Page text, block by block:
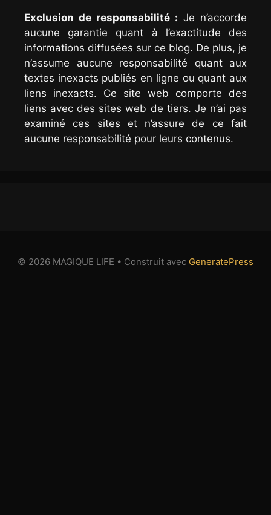
Exclusion de responsabilité : Je n’accorde
aucune garantie quant à l’exactitude des
informations diffusées sur ce blog. De plus, je
n’assume aucune responsabilité quant aux
textes inexacts publiés en ligne ou quant aux
liens inexacts. Ce site web comporte des
liens avec des sites web de tiers. Je n’ai pas
examiné ces sites et n’assure de ce fait
aucune responsabilité pour leurs contenus.
© 2026 MAGIQUE LIFE • Construit avec GeneratePress